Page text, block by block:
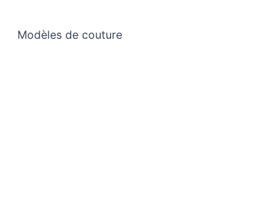
Modèles de couture